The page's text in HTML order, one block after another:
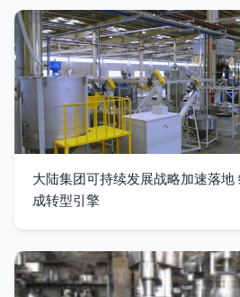
大陆集团可持续发展战略加速落地
成转型引擎